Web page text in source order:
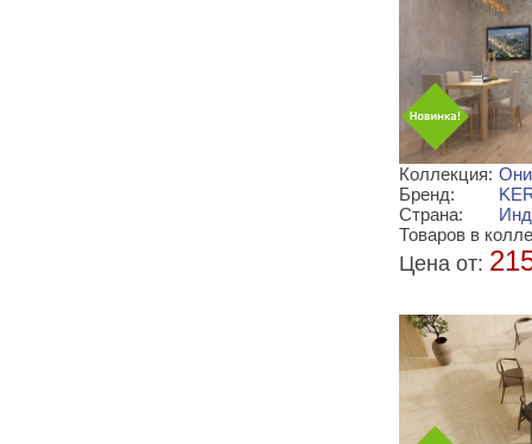
Коллекция:
Бренд:
Страна:
Товаров в
Цена от: